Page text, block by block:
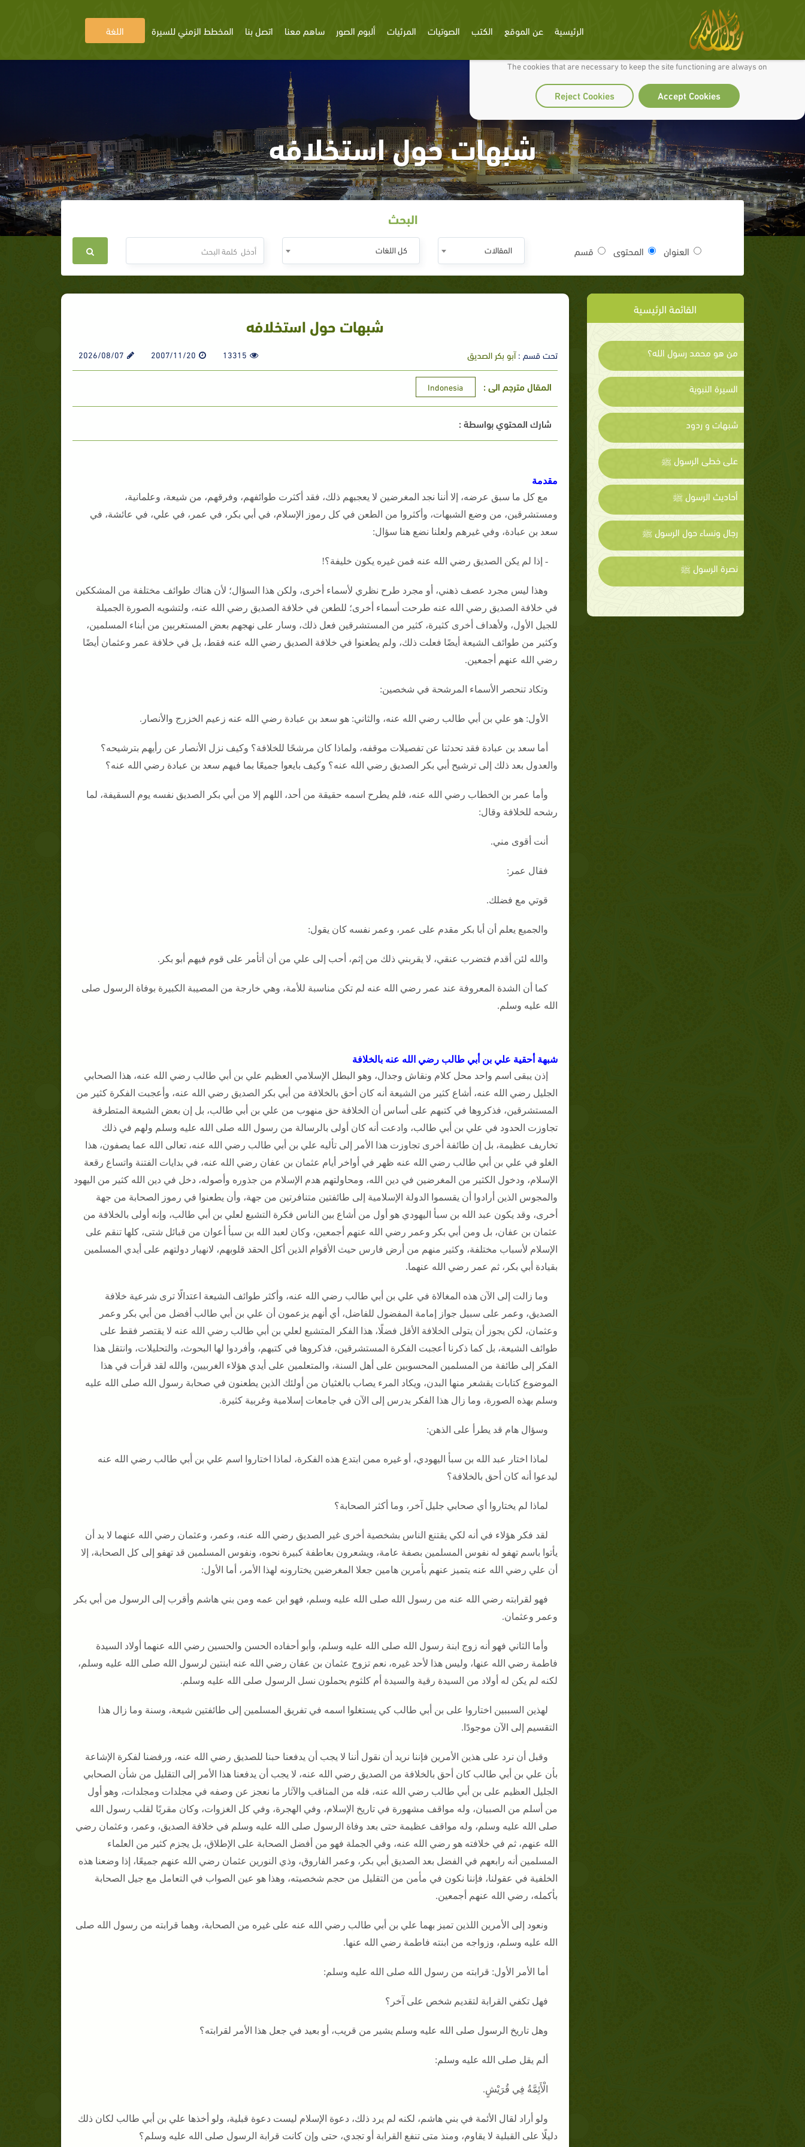
We use cookies to make our site work well for you and so we can continually improve it.
The cookies that are necessary to keep the site functioning are always on
Accept Cookies
Reject Cookies
الرئيسية عن الموقع الكتب الصوتيات المرئيات ألبوم الصور ساهم معنا اتصل بنا المخطط الزمني للسيرة اللغة
شبهات حول استخلافه
البحث
العنوان المحتوى قسم المقالات كل اللغات
القائمة الرئيسية
من هو محمد رسول الله؟
السيرة النبوية
شبهات و ردود
على خطى الرسول ﷺ
أحاديث الرسول ﷺ
رجال ونساء حول الرسول ﷺ
نصرة الرسول ﷺ
شبهات حول استخلافه
تحت قسم :آبو بكر الصديق 13315
2007/11/20
2026/08/07
المقال مترجم الى : Indonesia
شارك المحتوي بواسطة :
مقدمة
مع كل ما سبق عرضه، إلا أننا نجد المغرضين لا يعجبهم ذلك، فقد أكثرت طوائفهم، وفرقهم، من شيعة، وعلمانية،
ومستشرقين، من وضع الشبهات، وأكثروا من الطعن في كل رموز الإسلام، في أبي بكر، في عمر، في علي، في عائشة، في
سعد بن عبادة، وفي غيرهم ولعلنا نضع هنا سؤال:
- إذا لم يكن الصديق رضي الله عنه فمن غيره يكون خليفة؟!
وهذا ليس مجرد عصف ذهني، أو مجرد طرح نظري لأسماء أخرى، ولكن هذا السؤال؛ لأن هناك طوائف مختلفة من المشككين
في خلافة الصديق رضي الله عنه طرحت أسماء أخرى؛ للطعن في خلافة الصديق رضي الله عنه، ولتشويه الصورة الجميلة
للجيل الأول، ولأهداف أخرى كثيرة، كثير من المستشرقين فعل ذلك، وسار على نهجهم بعض المستغربين من أبناء المسلمين،
وكثير من طوائف الشيعة أيضًا فعلت ذلك، ولم يطعنوا في خلافة الصديق رضي الله عنه فقط، بل في خلافة عمر وعثمان أيضًا
رضي الله عنهم أجمعين.
وتكاد تنحصر الأسماء المرشحة في شخصين:
الأول: هو علي بن أبي طالب رضي الله عنه، والثاني: هو سعد بن عبادة رضي الله عنه زعيم الخزرج والأنصار.
أما سعد بن عبادة فقد تحدثنا عن تفصيلات موقفه، ولماذا كان مرشحًا للخلافة؟ وكيف نزل الأنصار عن رأيهم بترشيحه؟
والعدول بعد ذلك إلى ترشيح أبي بكر الصديق رضي الله عنه؟ وكيف بايعوا جميعًا بما فيهم سعد بن عبادة رضي الله عنه؟
وأما عمر بن الخطاب رضي الله عنه، فلم يطرح اسمه حقيقة من أحد، اللهم إلا من أبي بكر الصديق نفسه يوم السقيفة، لما
رشحه للخلافة وقال:
أنت أقوى مني.
فقال عمر:
قوتي مع فضلك.
والجميع يعلم أن أبا بكر مقدم على عمر، وعمر نفسه كان يقول:
والله لئن أقدم فتضرب عنقي، لا يقربني ذلك من إثم، أحب إلى علي من أن أتأمر على قوم فيهم أبو بكر.
كما أن الشدة المعروفة عند عمر رضي الله عنه لم تكن مناسبة للأمة، وهي خارجة من المصيبة الكبيرة بوفاة الرسول صلى
الله عليه وسلم.
شبهة أحقية علي بن أبي طالب رضي الله عنه بالخلافة
إذن يبقى اسم واحد محل كلام ونقاش وجدال، وهو البطل الإسلامي العظيم علي بن أبي طالب رضي الله عنه، هذا الصحابي
الجليل رضي الله عنه، أشاع كثير من الشيعة أنه كان أحق بالخلافة من أبي بكر الصديق رضي الله عنه، وأعجبت الفكرة كثير من
المستشرقين، فذكروها في كتبهم على أساس أن الخلافة حق منهوب من علي بن أبي طالب، بل إن بعض الشيعة المتطرفة
تجاوزت الحدود في علي بن أبي طالب، وادعت أنه كان أولى بالرسالة من رسول الله صلى الله عليه وسلم ولهم في ذلك
تخاريف عظيمة، بل إن طائفة أخرى تجاوزت هذا الأمر إلى تأليه علي بن أبي طالب رضي الله عنه، تعالى الله عما يصفون، هذا
الغلو في علي بن أبي طالب رضي الله عنه ظهر في أواخر أيام عثمان بن عفان رضي الله عنه، في بدايات الفتنة واتساع رقعة
الإسلام، ودخول الكثير من المغرضين في دين الله، ومحاولتهم هدم الإسلام من جذوره وأصوله، دخل في دين الله كثير من اليهود
والمجوس الذين أرادوا أن يقسموا الدولة الإسلامية إلى طائفتين متنافرتين من جهة، وأن يطعنوا في رموز الصحابة من جهة
أخرى، وقد يكون عبد الله بن سبأ اليهودي هو أول من أشاع بين الناس فكرة التشيع لعلي بن أبي طالب، وإنه أولى بالخلافة من
عثمان بن عفان، بل ومن أبي بكر وعمر رضي الله عنهم أجمعين، وكان لعبد الله بن سبأ أعوان من قبائل شتى، كلها تنقم على
الإسلام لأسباب مختلفة، وكثير منهم من أرض فارس حيث الأقوام الذين أكل الحقد قلوبهم، لانهيار دولتهم على أيدي المسلمين
بقيادة أبي بكر، ثم عمر رضي الله عنهما.
وما زالت إلى الآن هذه المغالاة في علي بن أبي طالب رضي الله عنه، وأكثر طوائف الشيعة اعتدالًا ترى شرعية خلافة
الصديق، وعمر على سبيل جواز إمامة المفضول للفاضل، أي أنهم يزعمون أن علي بن أبي طالب أفضل من أبي بكر وعمر
وعثمان، لكن يجوز أن يتولى الخلافة الأقل فضلًا، هذا الفكر المتشيع لعلي بن أبي طالب رضي الله عنه لا يقتصر فقط على
طوائف الشيعة، بل كما ذكرنا أعجبت الفكرة المستشرقين، فذكروها في كتبهم، وأفردوا لها البحوث، والتحليلات، وانتقل هذا
الفكر إلى طائفة من المسلمين المحسوبين على أهل السنة، والمتعلمين على أيدي هؤلاء الغربيين، والله لقد قرأت في هذا
الموضوع كتابات يقشعر منها البدن، ويكاد المرء يصاب بالغثيان من أولئك الذين يطعنون في صحابة رسول الله صلى الله عليه
وسلم بهذه الصورة، وما زال هذا الفكر يدرس إلى الآن في جامعات إسلامية وغربية كثيرة.
وسؤال هام قد يطرأ على الذهن:
لماذا اختار عبد الله بن سبأ اليهودي، أو غيره ممن ابتدع هذه الفكرة، لماذا اختاروا اسم علي بن أبي طالب رضي الله عنه
ليدعوا أنه كان أحق بالخلافة؟
لماذا لم يختاروا أي صحابي جليل آخر، وما أكثر الصحابة؟
لقد فكر هؤلاء في أنه لكي يقتنع الناس بشخصية أخرى غير الصديق رضي الله عنه، وعمر، وعثمان رضي الله عنهما لا بد أن
يأتوا باسم تهفو له نفوس المسلمين بصفة عامة، ويشعرون بعاطفة كبيرة نحوه، ونفوس المسلمين قد تهفو إلى كل الصحابة، إلا
أن علي رضي الله عنه يتميز عنهم بأمرين هامين جعلا المغرضين يختارونه لهذا الأمر، أما الأول:
فهو لقرابته رضي الله عنه من رسول الله صلى الله عليه وسلم، فهو ابن عمه ومن بني هاشم وأقرب إلى الرسول من أبي بكر
وعمر وعثمان.
وأما الثاني فهو أنه زوج ابنة رسول الله صلى الله عليه وسلم، وأبو أحفاده الحسن والحسين رضي الله عنهما أولاد السيدة
فاطمة رضي الله عنها، وليس هذا لأحد غيره، نعم تزوج عثمان بن عفان رضي الله عنه ابنتين لرسول الله صلى الله عليه وسلم،
لكنه لم يكن له أولاد من السيدة رقية والسيدة أم كلثوم يحملون نسل الرسول صلى الله عليه وسلم.
لهذين السببين اختاروا على بن أبي طالب كي يستغلوا اسمه في تفريق المسلمين إلى طائفتين شيعة، وسنة وما زال هذا
التقسيم إلى الآن موجودًا.
وقبل أن نرد على هذين الأمرين فإننا نريد أن نقول أننا لا يجب أن يدفعنا حبنا للصديق رضي الله عنه، ورفضنا لفكرة الإشاعة
بأن علي بن أبي طالب كان أحق بالخلافة من الصديق رضي الله عنه، لا يجب أن يدفعنا هذا الأمر إلى التقليل من شأن الصحابي
الجليل العظيم على بن أبي طالب رضي الله عنه، فله من المناقب والآثار ما نعجز عن وصفه في مجلدات ومجلدات، وهو أول
من أسلم من الصبيان، وله مواقف مشهورة في تاريخ الإسلام، وفي الهجرة، وفي كل الغزوات، وكان مقربًا لقلب رسول الله
صلى الله عليه وسلم، وله مواقف عظيمة حتى بعد وفاة الرسول صلى الله عليه وسلم في خلافة الصديق، وعمر، وعثمان رضي
الله عنهم، ثم في خلافته هو رضي الله عنه، وفي الجملة فهو من أفضل الصحابة على الإطلاق، بل يجزم كثير من العلماء
المسلمين أنه رابعهم في الفضل بعد الصديق أبي بكر، وعمر الفاروق، وذي النورين عثمان رضي الله عنهم جميعًا، إذا وضعنا هذه
الخلفية في عقولنا، فإننا نكون في مأمن من التقليل من حجم شخصيته، وهذا هو عين الصواب في التعامل مع جيل الصحابة
بأكمله، رضي الله عنهم أجمعين.
ونعود إلى الأمرين اللذين تميز بهما علي بن أبي طالب رضي الله عنه على غيره من الصحابة، وهما قرابته من رسول الله صلى
الله عليه وسلم، وزواجه من ابنته فاطمة رضي الله عنها.
أما الأمر الأول: قرابته من رسول الله صلى الله عليه وسلم:
فهل تكفي القرابة لتقديم شخص على آخر؟
وهل تاريخ الرسول صلى الله عليه وسلم يشير من قريب، أو بعيد في جعل هذا الأمر لقرابته؟
ألم يقل صلى الله عليه وسلم:
الْأَئِمَّةُ فِي قُرَيْشٍ.
ولو أراد لقال الأئمة في بني هاشم، لكنه لم يرد ذلك، دعوة الإسلام ليست دعوة قبلية، ولو أخذها علي بن أبي طالب لكان ذلك
دليلًا على القبلية لا يقاوم، ومنذ متى تنفع القرابة أو تجدي، حتى وإن كانت قرابة الرسول صلى الله عليه وسلم؟